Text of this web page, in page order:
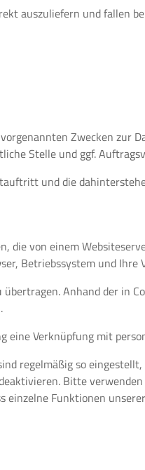
auszuliefern und fallen
Zwecken zur
Stelle und ggf.
und die
die von einem
Betriebssystem und Ihre
Anhand der in
Verknüpfung mit
regelmäßig so eingestellt,
Bitte
einzelne Funktionen